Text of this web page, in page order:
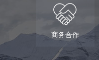
商务合作